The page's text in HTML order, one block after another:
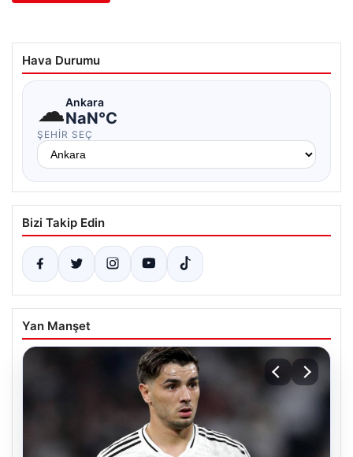
Hava Durumu
☁Ankara
NaN°C
ŞEHIR SEÇ
Bizi Takip Edin
Yan Manşet